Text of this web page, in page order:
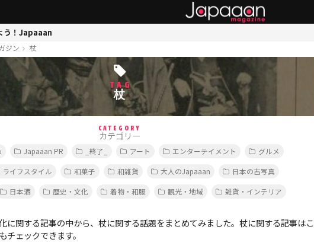
う！Japaaan
ジン 杖
TAG
杖
CATEGORY
カテゴリー
Japaaan PR _終了_ アート エンターテイメント
グルメ
ライフスタイル 和菓子 和雑貨 大人のJapaaan
日本の古写真
日本酒 歴史・文化 着物・和服 観光・地域 雑貨・インテリア
に関する記事の中から、杖に関する話題をまとめてみました。杖に関する記事はこ
チェックできます。